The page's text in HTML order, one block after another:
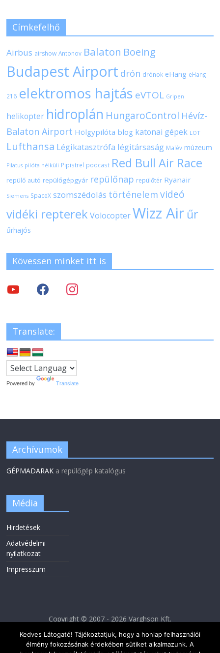
Címkefelhő
Airbus airshow Antonov Balaton Boeing
Budapest Airport drón drónok eHang eHang
216 elektromos hajtás eVTOL Gripen
helikopter hidroplán HungaroControl Hévíz-
Balaton Airport Hölgypilóta blog katonai gépek LOT
Lufthansa Légikatasztrófa légitársaság Malév múzeum
Pilatus pilóta nélküli Pipistrel podcast Red Bull Air Race
repülő autó repülőgépgyár repülőnap repülőtér Ryanair
Siemens SpaceX szomszédolás történelem videó
vidéki repterek Volocopter Wizz Air űr
űrhajós
Kövessen minket itt is
Translate:
Powered by Translate
Archívumok
GÉPMADARAK a repülőgép katalógus
Média
Hirdetések
Adatvédelmi
nyilatkozat
Impresszum
Copyright © 2007 - 2026 Varghson Kft.
Kedves Látogató! Tájékoztatjuk, hogy a honlap felhasználói
élmény fokozásának érdekében sütiket alkalmazunk. A